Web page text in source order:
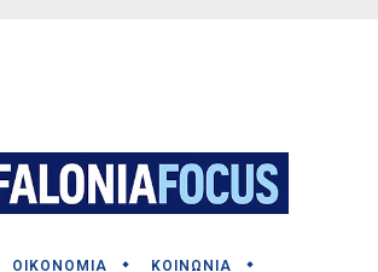
ΟΙΚΟΝΟΜΙΑ ΚΟΙΝΩΝΙΑ